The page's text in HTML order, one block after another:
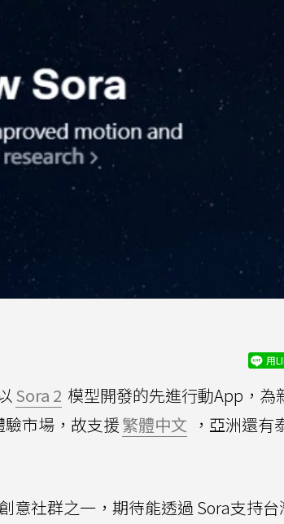
用
Sora 2 模型開發的先進行動App，為
市場，故支援繁體中文 ，亞洲還有
意社群之一，期待能透過 Sora支持台